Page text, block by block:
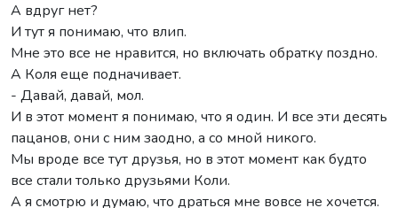
А вдруг нет?
И тут я понимаю, что влип.
Мне это все не нравится, но включать обратку поздно.
А Коля еще подначивает.
- Давай, давай, мол.
И в этот момент я понимаю, что я один. И все эти десять
пацанов, они с ним заодно, а со мной никого.
Мы вроде все тут друзья, но в этот момент как будто
все стали только друзьями Коли.
А я смотрю и думаю, что драться мне вовсе не хочется.